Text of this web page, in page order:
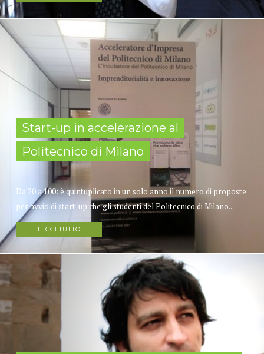
Start-up in accelerazione al
Politecnico di Milano
Da 20 a 100: è quintuplicato in un solo anno il numero di proposte
per avvio di start-up che gli studenti del Politecnico di Milano...
LEGGI TUTTO